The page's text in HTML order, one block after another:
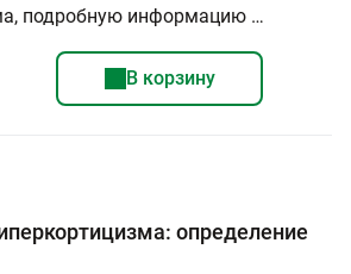
подробную информацию …
В корзину
определение